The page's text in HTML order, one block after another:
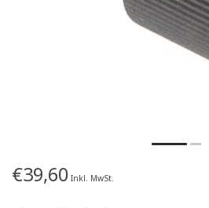
€39,60 Inkl. MwSt.